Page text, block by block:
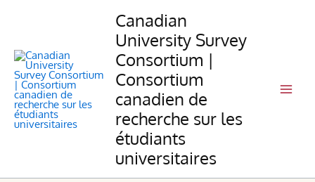
Canadian
University Survey
Consortium |
Consortium
canadien de
recherche sur les
étudiants
universitaires